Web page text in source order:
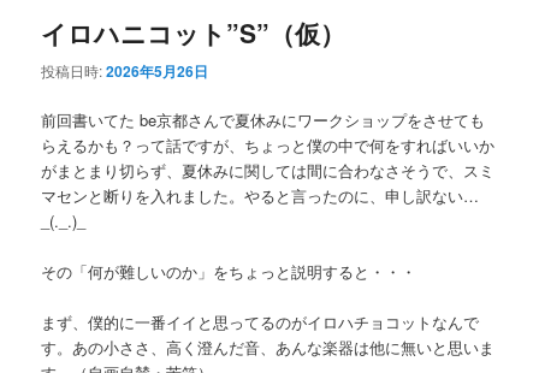
イロハニコット”S”（仮）
投稿日時:2026年5月26日
前回書いてた be京都さんで夏休みにワークショップをさせても
らえるかも？って話ですが、ちょっと僕の中で何をすればいいか
がまとまり切らず、夏休みに関しては間に合わなさそうで、スミ
マセンと断りを入れました。やると言ったのに、申し訳ない…
_(._.)_
その「何が難しいのか」をちょっと説明すると・・・
まず、僕的に一番イイと思ってるのがイロハチョコットなんで
す。あの小ささ、高く澄んだ音、あんな楽器は他に無いと思いま